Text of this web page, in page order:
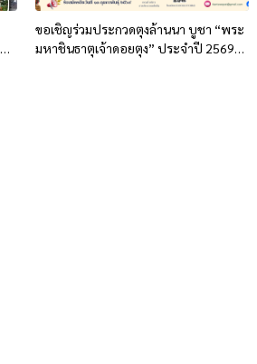
ขอเชิญร่วมประกวดตุงล้านนา บูชา “พระ
มหาชินธาตุเจ้าดอยตุง” ประจำปี 2569